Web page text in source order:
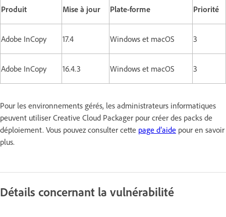
Produit Mise à jour Plate-forme Priorité
Adobe InCopy 17.4 Windows et macOS 3
Adobe InCopy 16.4.3 Windows et macOS 3
Pour les environnements gérés, les administrateurs informatiques
peuvent utiliser Creative Cloud Packager pour créer des packs de
déploiement. Vous pouvez consulter cette page d’aide pour en savoir
plus.
Détails concernant la vulnérabilité